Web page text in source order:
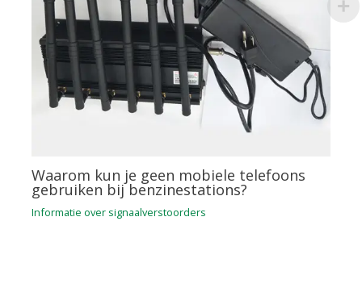
Waarom kun je geen mobiele telefoons
gebruiken bij benzinestations?
Informatie over signaalverstoorders